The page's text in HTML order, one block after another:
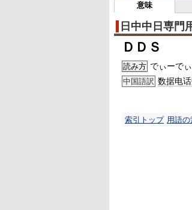
意味
日中中日専門
ＤＤＳ
読み方 でぃーで
中国語訳 数据电
索引トップ 用語の